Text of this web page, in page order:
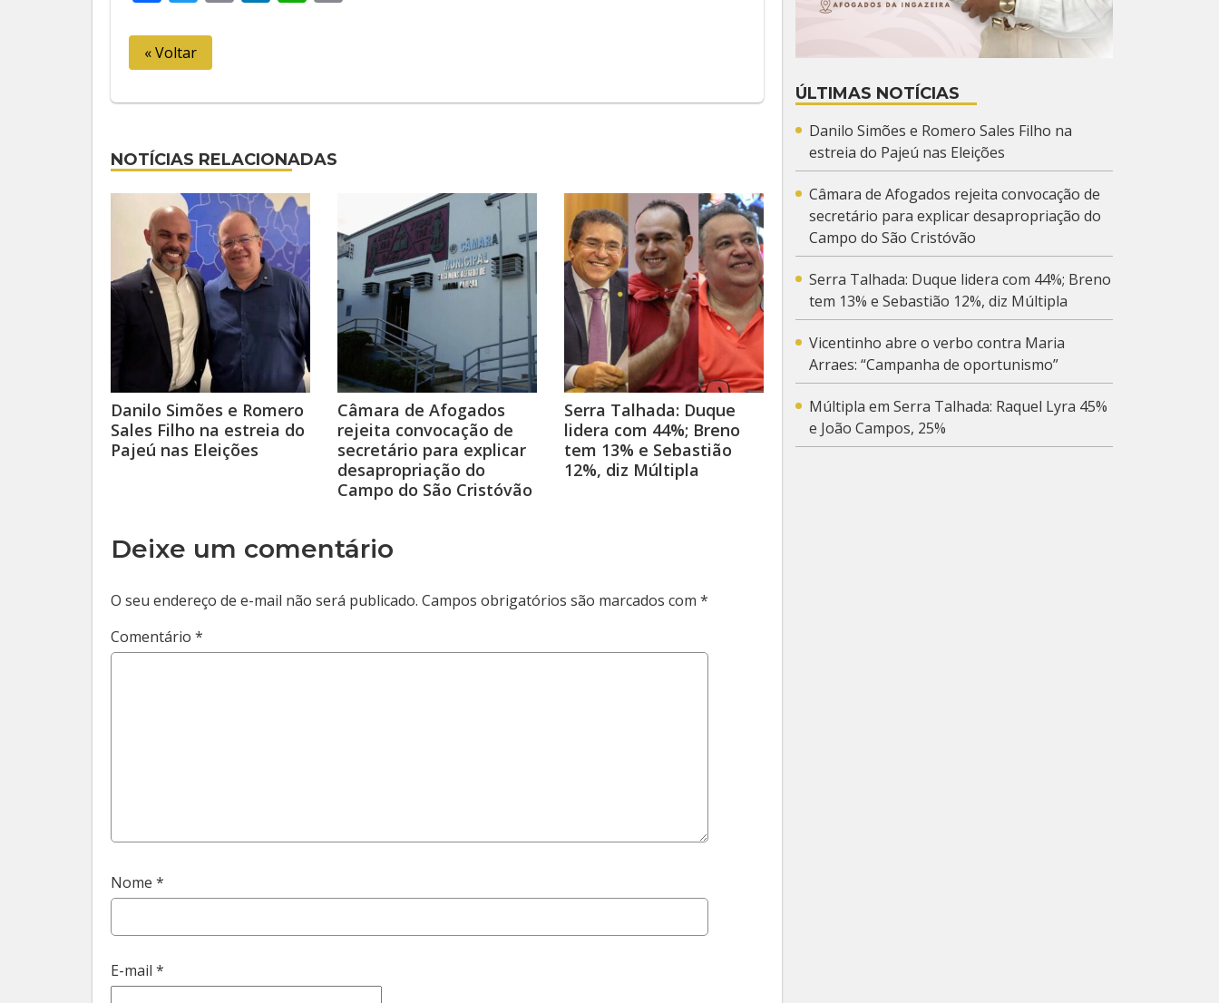
« Voltar
NOTÍCIAS RELACIONADAS
Danilo Simões e Romero
Sales Filho na estreia do
Pajeú nas Eleições
Câmara de Afogados
rejeita convocação de
secretário para explicar
desapropriação do
Campo do São Cristóvão
Serra Talhada: Duque
lidera com 44%; Breno
tem 13% e Sebastião
12%, diz Múltipla
Deixe um comentário
O seu endereço de e-mail não será publicado. Campos obrigatórios são marcados com *
Comentário *
Nome *
E-mail *
ÚLTIMAS NOTÍCIAS
Danilo Simões e Romero Sales Filho na
estreia do Pajeú nas Eleições
Câmara de Afogados rejeita convocação de
secretário para explicar desapropriação do
Campo do São Cristóvão
Serra Talhada: Duque lidera com 44%; Breno
tem 13% e Sebastião 12%, diz Múltipla
Vicentinho abre o verbo contra Maria
Arraes: “Campanha de oportunismo”
Múltipla em Serra Talhada: Raquel Lyra 45%
e João Campos, 25%